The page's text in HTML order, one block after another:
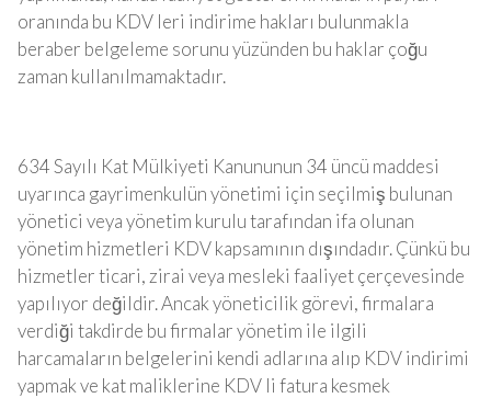
oranında bu KDV leri indirime hakları bulunmakla
beraber belgeleme sorunu yüzünden bu haklar çoğu
zaman kullanılmamaktadır.
634 Sayılı Kat Mülkiyeti Kanununun 34 üncü maddesi
uyarınca gayrimenkulün yönetimi için seçilmiş bulunan
yönetici veya yönetim kurulu tarafından ifa olunan
yönetim hizmetleri KDV kapsamının dışındadır. Çünkü bu
hizmetler ticari, zirai veya mesleki faaliyet çerçevesinde
yapılıyor değildir. Ancak yöneticilik görevi, firmalara
verdiği takdirde bu firmalar yönetim ile ilgili
harcamaların belgelerini kendi adlarına alıp KDV indirimi
yapmak ve kat maliklerine KDV li fatura kesmek